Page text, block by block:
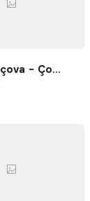
Kidzone Balçova - Çocuk Gelişim ve Aktivite Merkezi